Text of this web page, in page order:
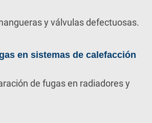
y válvulas defectuosas.
en sistemas de calefacción
de fugas en radiadores y